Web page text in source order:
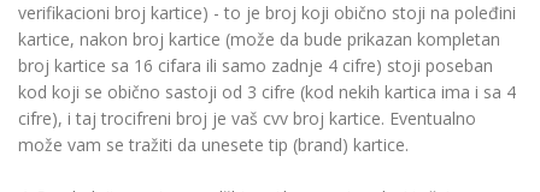
verifikacioni broj kartice) - to je broj koji obično stoji na poleđini
kartice, nakon broj kartice (može da bude prikazan kompletan
broj kartice sa 16 cifara ili samo zadnje 4 cifre) stoji poseban
kod koji se obično sastoji od 3 cifre (kod nekih kartica ima i sa 4
cifre), i taj trocifreni broj je vaš cvv broj kartice. Eventualno
može vam se tražiti da unesete tip (brand) kartice.